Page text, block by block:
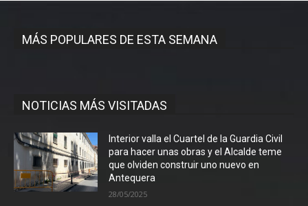
MÁS POPULARES DE ESTA SEMANA
NOTICIAS MÁS VISITADAS
Interior valla el Cuartel de la Guardia Civil
para hacer unas obras y el Alcalde teme
que olviden construir uno nuevo en
Antequera
28/05/2025